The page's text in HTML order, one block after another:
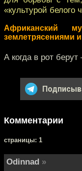
«культурой белого
Африканский
землетрясениями
А когда в рот
Комментарии
cтраницы: 1
Odinnad »